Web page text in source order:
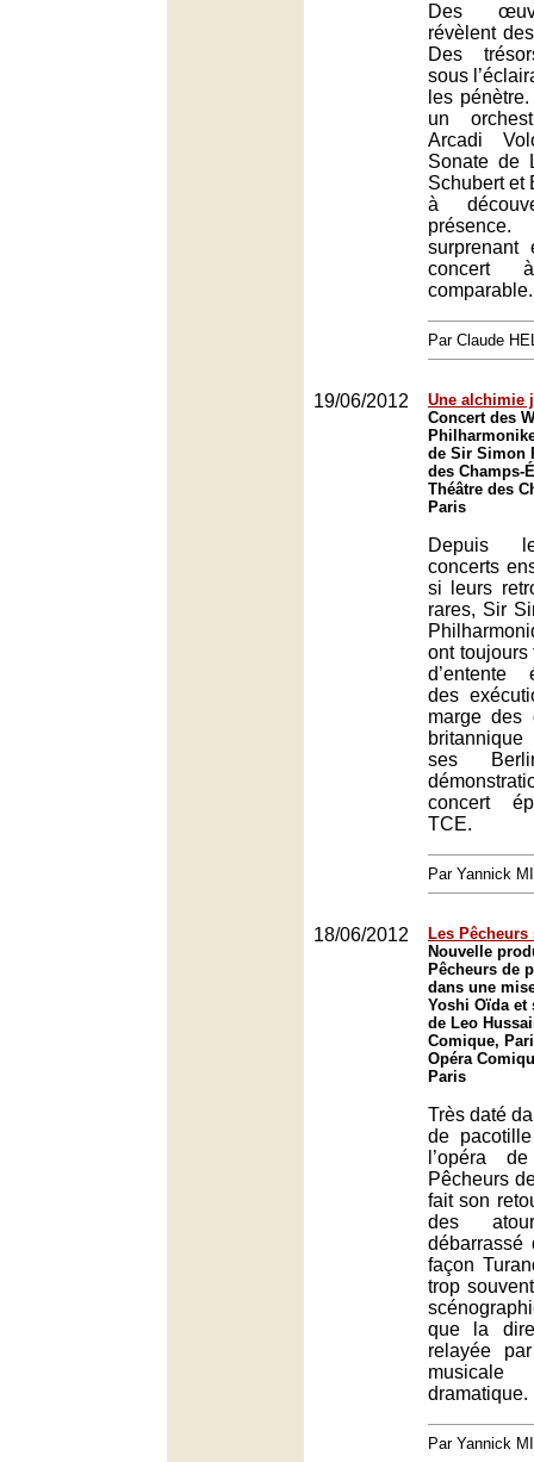
Des
révèlent
Des
sous
les
un
Arcadi
Sonate de
Schubert et
à
surprenant
concert
comparable.
Par Claude
19/06/2012
Une alchimie
Concert des
de Sir Simon
des Champs-
Théâtre des
Paris
Depuis
concerts
si leurs
rares, Sir
ont toujours
d’entente
des
marge des
ses
concert
TCE.
Par Yannick
18/06/2012
Les
Nouvelle
Pêcheurs de
dans une
Yoshi Oïda
de Leo
Comique,
Opéra
Paris
Très daté
de
l’opéra
Pêcheurs
fait son
des
débarrassé
façon
trop
que la
relayée
dramatique.
Par Yannick